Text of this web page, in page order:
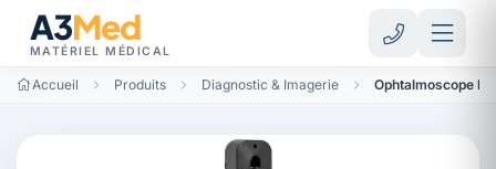
A3Med
MATÉRIEL MÉDICAL
Accueil Produits Diagnostic & Imagerie Ophtalmoscope